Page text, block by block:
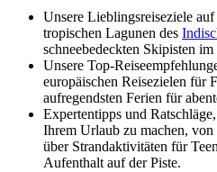
Unsere Lieblingsreiseziele
tropischen Lagunen des
schneebedeckten Skipisten im
Unsere Top-
europäischen Reisezielen für
aufregendsten Ferien für
Expertentipps und
Ihrem Urlaub zu machen,
über Strandaktivitäten für
Aufenthalt auf der Piste.